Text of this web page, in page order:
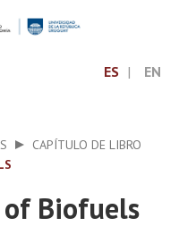
ES EN
CAPÍTULO DE LIBRO
of Biofuels